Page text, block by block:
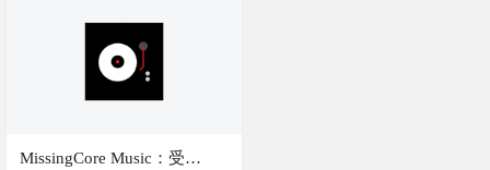
MissingCore Music：受